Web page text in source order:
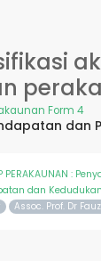
Form 4
dan
PERAKAUNAN :
dan
Assoc. Prof. Dr